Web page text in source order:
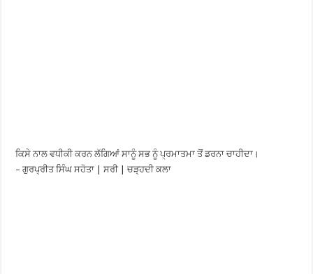
ਕਿਸੇ ਨਾਲ ਵਧੀਕੀ ਕਰਨ ਲੱਗਿਆਂ ਸਾਨੂੰ ਸਭ ਨੂੰ ਪ੍ਰਮਾਤਮਾ ਤੋਂ ਡਰਨਾ ਚਾਹੀਦਾ।
– ਗੁਰਪ੍ਰੀਤ ਸਿੰਘ ਸਹੋਤਾ | ਸਰੀ | ਚੜ੍ਹਦੀ ਕਲਾ